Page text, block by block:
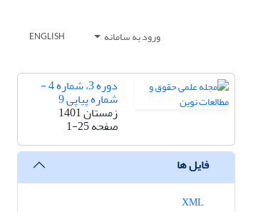
ورود به سامانه ENGLISH
دوره 3، شماره 4 -
شماره پیاپی 9
زمستان 1401
صفحه1-25
فایل ها